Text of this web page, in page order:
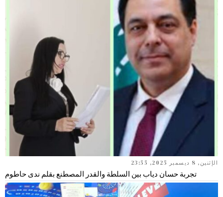
الإثنين, 8 ديسمبر 2025, 23:55
تجربة حسان دياب بين السلطة والقدر المصطنع بقلم ندى حاطوم